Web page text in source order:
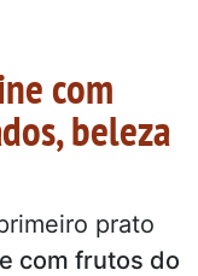
com
beleza
prato
com frutos do